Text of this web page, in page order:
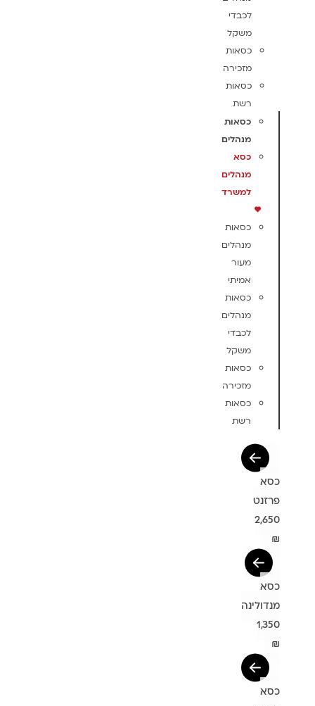
לכבדי
משקל
כסאות
מזכירה
כסאות
רשת
כסאות
מנהלים
כסא
מנהלים
למשרד
כסאות
מנהלים
מעור
אמיתי
כסאות
מנהלים
לכבדי
משקל
כסאות
מזכירה
כסאות
רשת
כסא
פרזנט
2,650
₪
כסא
מנדולינה
1,350
₪
כסא